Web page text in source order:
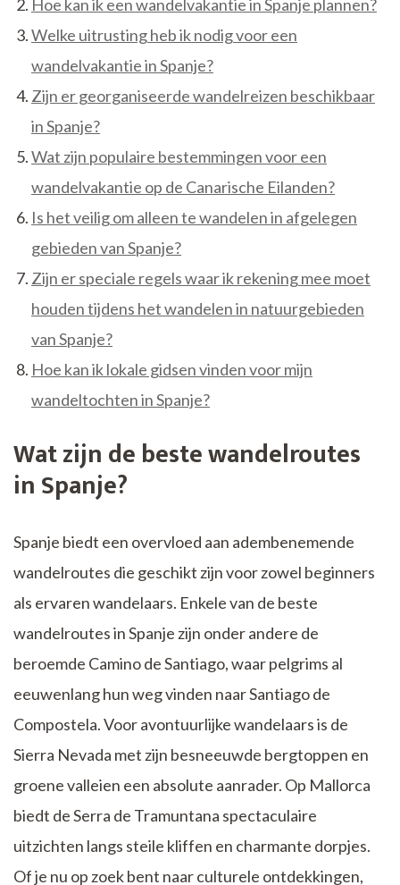
Hoe kan ik een wandelvakantie in Spanje plannen?
Welke uitrusting heb ik nodig voor een
wandelvakantie in Spanje?
Zijn er georganiseerde wandelreizen beschikbaar
in Spanje?
Wat zijn populaire bestemmingen voor een
wandelvakantie op de Canarische Eilanden?
Is het veilig om alleen te wandelen in afgelegen
gebieden van Spanje?
Zijn er speciale regels waar ik rekening mee moet
houden tijdens het wandelen in natuurgebieden
van Spanje?
Hoe kan ik lokale gidsen vinden voor mijn
wandeltochten in Spanje?
Wat zijn de beste wandelroutes
in Spanje?
Spanje biedt een overvloed aan adembenemende
wandelroutes die geschikt zijn voor zowel beginners
als ervaren wandelaars. Enkele van de beste
wandelroutes in Spanje zijn onder andere de
beroemde Camino de Santiago, waar pelgrims al
eeuwenlang hun weg vinden naar Santiago de
Compostela. Voor avontuurlijke wandelaars is de
Sierra Nevada met zijn besneeuwde bergtoppen en
groene valleien een absolute aanrader. Op Mallorca
biedt de Serra de Tramuntana spectaculaire
uitzichten langs steile kliffen en charmante dorpjes.
Of je nu op zoek bent naar culturele ontdekkingen,